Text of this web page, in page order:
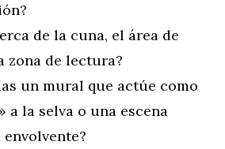
de la cuna, el área de
zona de lectura?
un mural que actúe como
a la selva o una escena